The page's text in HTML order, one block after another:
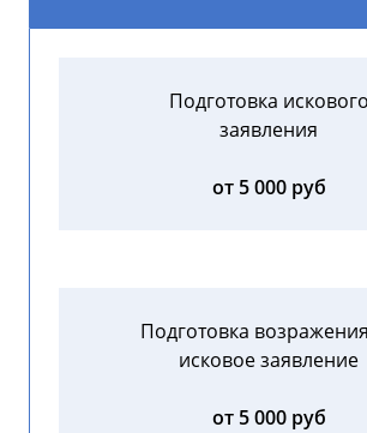
Подготовка искового
заявления
от 5 000 руб
Подготовка
исковое заявление
от 5 000 руб